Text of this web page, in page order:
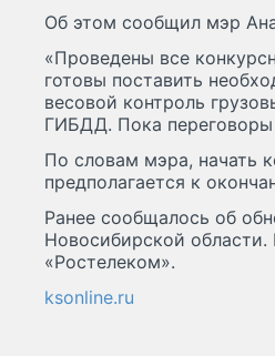
Об этом сообщил мэр
«Проведены все
готовы поставить
весовой контроль
ГИБДД. Пока
По словам мэра, начать
предполагается к
Ранее сообщалось об
Новосибирской области.
«Ростелеком».
ksonline.ru